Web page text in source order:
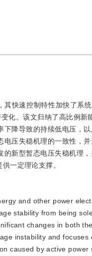
快速控制特性加快了系
化。该文归纳了高比例
降导致的持续低电压，
压失稳机理的一致性，
新型暂态电压失稳机理
一定理论支撑。
and other power
stability from being
changes in both
instability and
caused by active